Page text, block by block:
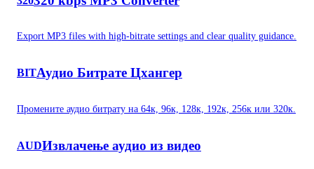
Export MP3 files with high-bitrate settings and clear quality guidance.
BITАудио Битрате Цхангер
Промените аудио битрату на 64к, 96к, 128к, 192к, 256к или 320к.
AUDИзвлачење аудио из видео